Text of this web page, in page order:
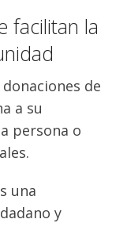
facilitan la
de
a su
persona o
una
y